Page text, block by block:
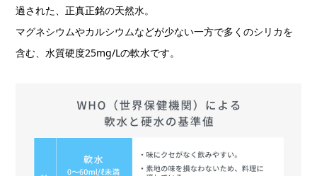
過された、正真正銘の天然水。
マグネシウムやカルシウムなどが少ない一方で多くのシリカを
含む、水質硬度25mg/Lの軟水です。